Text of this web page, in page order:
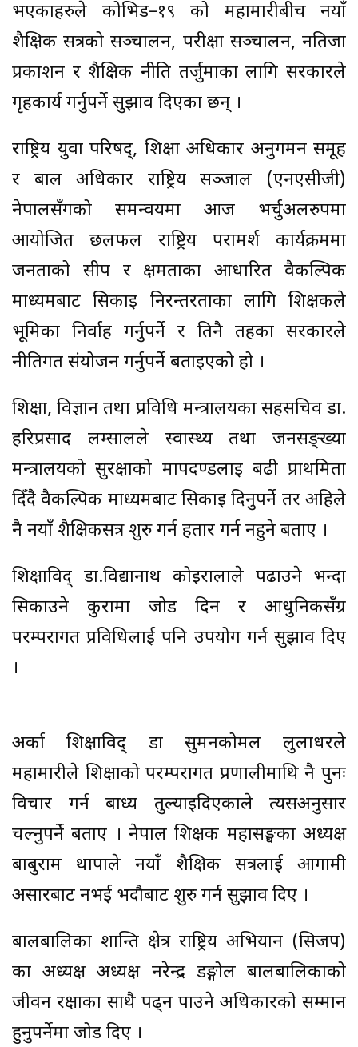
भएकाहरुले कोभिड–१९ को महामारीबीच नयाँ
शैक्षिक सत्रको सञ्चालन, परीक्षा सञ्चालन, नतिजा
प्रकाशन र शैक्षिक नीति तर्जुमाका लागि सरकारले
गृहकार्य गर्नुपर्ने सुझाव दिएका छन् ।
राष्ट्रिय युवा परिषद्, शिक्षा अधिकार अनुगमन समूह
र बाल अधिकार राष्ट्रिय सञ्जाल (एनएसीजी)
नेपालसँगको समन्वयमा आज भर्चुअलरुपमा
आयोजित छलफल राष्ट्रिय परामर्श कार्यक्रममा
जनताको सीप र क्षमताका आधारित वैकल्पिक
माध्यमबाट सिकाइ निरन्तरताका लागि शिक्षकले
भूमिका निर्वाह गर्नुपर्ने र तिनै तहका सरकारले
नीतिगत संयोजन गर्नुपर्ने बताइएको हो ।
शिक्षा, विज्ञान तथा प्रविधि मन्त्रालयका सहसचिव डा.
हरिप्रसाद लम्सालले स्वास्थ्य तथा जनसङ्ख्या
मन्त्रालयको सुरक्षाको मापदण्डलाइ बढी प्राथमिता
दिँदै वैकल्पिक माध्यमबाट सिकाइ दिनुपर्ने तर अहिले
नै नयाँ शैक्षिकसत्र शुरु गर्न हतार गर्न नहुने बताए ।
शिक्षाविद् डा.विद्यानाथ कोइरालाले पढाउने भन्दा
सिकाउने कुरामा जोड दिन र आधुनिकसँग्र
परम्परागत प्रविधिलाई पनि उपयोग गर्न सुझाव दिए
।
अर्का शिक्षाविद् डा सुमनकोमल लुलाधरले
महामारीले शिक्षाको परम्परागत प्रणालीमाथि नै पुनः
विचार गर्न बाध्य तुल्याइदिएकाले त्यसअनुसार
चल्नुपर्ने बताए । नेपाल शिक्षक महासङ्घका अध्यक्ष
बाबुराम थापाले नयाँ शैक्षिक सत्रलाई आगामी
असारबाट नभई भदौबाट शुरु गर्न सुझाव दिए ।
बालबालिका शान्ति क्षेत्र राष्ट्रिय अभियान (सिजप)
का अध्यक्ष अध्यक्ष नरेन्द्र डङ्गोल बालबालिकाको
जीवन रक्षाका साथै पढ्न पाउने अधिकारको सम्मान
हुनुपर्नेमा जोड दिए ।